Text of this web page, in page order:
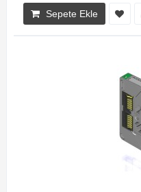
Sepete Ekle